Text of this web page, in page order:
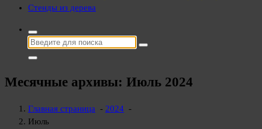
Стенды из дерева
Найти:
Месячные архивы: Июль 2024
Главная страница - 2024 -
Июль